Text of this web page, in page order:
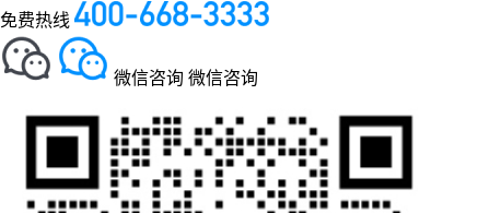
免费热线
微信咨询 微信咨询